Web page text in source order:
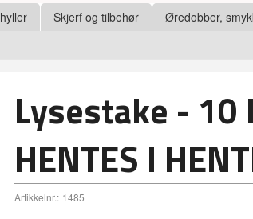
Skjerf og tilbehør Øredobber,
Lysestake - 10
HENTES I
Artikkelnr.: 1485